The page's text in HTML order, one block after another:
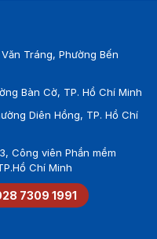
Tráng, Phường Bến
Bàn Cờ, TP. Hồ Chí Minh
Diên Hồng, TP. Hồ Chí
Công viên Phần mềm
Chí Minh
7309 1991